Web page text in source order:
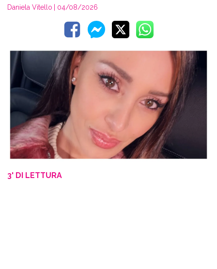
Daniela Vitello | 04/08/2026
3' DI LETTURA